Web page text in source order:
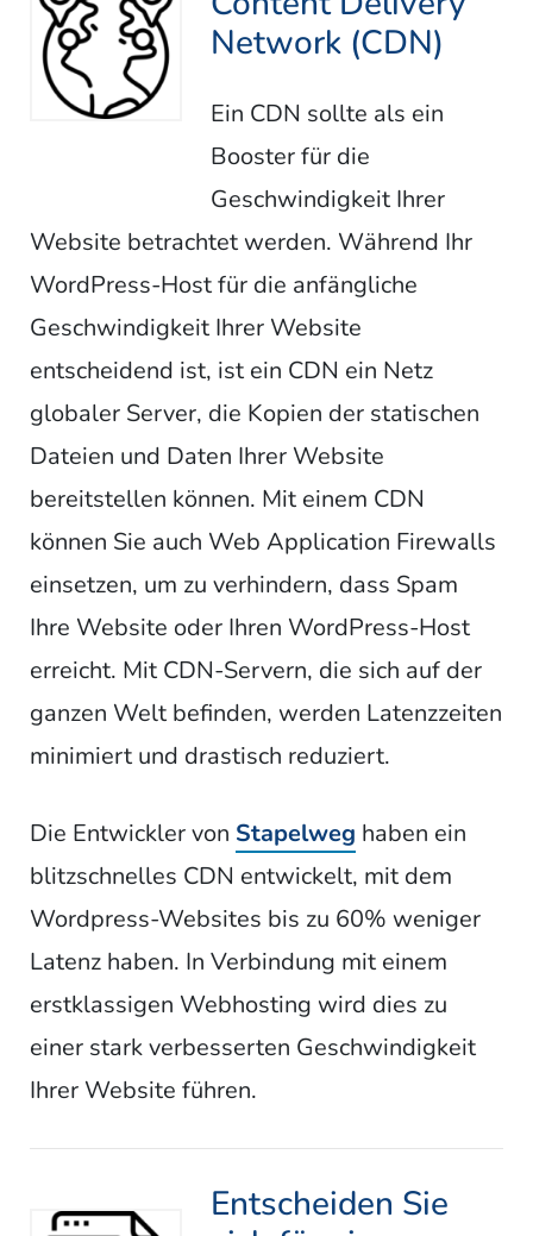
Network (CDN)
Ein CDN sollte als ein
Booster für die
Geschwindigkeit Ihrer
Website betrachtet werden. Während Ihr
WordPress-Host für die anfängliche
Geschwindigkeit Ihrer Website
entscheidend ist, ist ein CDN ein Netz
globaler Server, die Kopien der statischen
Dateien und Daten Ihrer Website
bereitstellen können. Mit einem CDN
können Sie auch Web Application Firewalls
einsetzen, um zu verhindern, dass Spam
Ihre Website oder Ihren WordPress-Host
erreicht. Mit CDN-Servern, die sich auf der
ganzen Welt befinden, werden Latenzzeiten
minimiert und drastisch reduziert.
Die Entwickler von Stapelweg haben ein
blitzschnelles CDN entwickelt, mit dem
Wordpress-Websites bis zu 60% weniger
Latenz haben. In Verbindung mit einem
erstklassigen Webhosting wird dies zu
einer stark verbesserten Geschwindigkeit
Ihrer Website führen.
Entscheiden Sie